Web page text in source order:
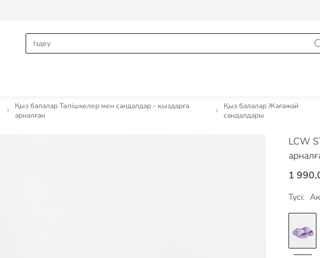
Қыз балалар Тәпішкелер мен сандалдар - қыздарға
арналған
Қыз балалар Жағажай
сандалдары
LCW
1
Түсі: